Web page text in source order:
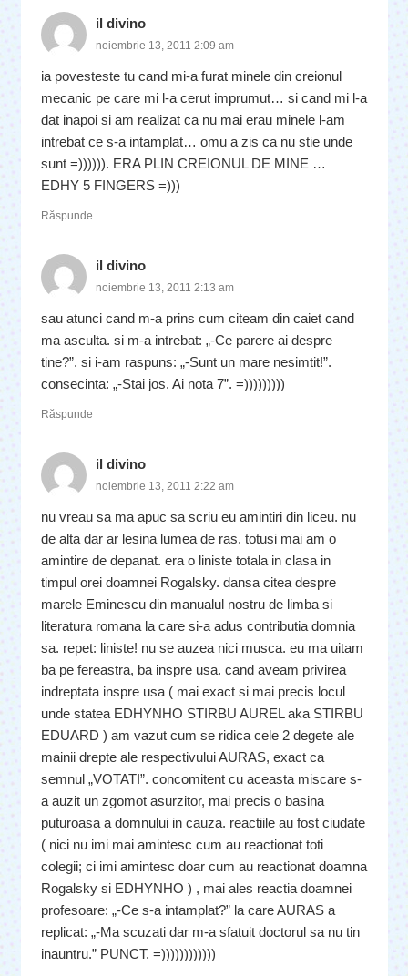
il divino
noiembrie 13, 2011 2:09 am
ia povesteste tu cand mi-a furat minele din creionul
mecanic pe care mi l-a cerut imprumut… si cand mi l-a
dat inapoi si am realizat ca nu mai erau minele l-am
intrebat ce s-a intamplat… omu a zis ca nu stie unde
sunt =)))))). ERA PLIN CREIONUL DE MINE …
EDHY 5 FINGERS =)))
Răspunde
il divino
noiembrie 13, 2011 2:13 am
sau atunci cand m-a prins cum citeam din caiet cand
ma asculta. si m-a intrebat: „-Ce parere ai despre
tine?”. si i-am raspuns: „-Sunt un mare nesimtit!”.
consecinta: „-Stai jos. Ai nota 7”. =)))))))))
Răspunde
il divino
noiembrie 13, 2011 2:22 am
nu vreau sa ma apuc sa scriu eu amintiri din liceu. nu
de alta dar ar lesina lumea de ras. totusi mai am o
amintire de depanat. era o liniste totala in clasa in
timpul orei doamnei Rogalsky. dansa citea despre
marele Eminescu din manualul nostru de limba si
literatura romana la care si-a adus contributia domnia
sa. repet: liniste! nu se auzea nici musca. eu ma uitam
ba pe fereastra, ba inspre usa. cand aveam privirea
indreptata inspre usa ( mai exact si mai precis locul
unde statea EDHYNHO STIRBU AUREL aka STIRBU
EDUARD ) am vazut cum se ridica cele 2 degete ale
mainii drepte ale respectivului AURAS, exact ca
semnul „VOTATI”. concomitent cu aceasta miscare s-
a auzit un zgomot asurzitor, mai precis o basina
puturoasa a domnului in cauza. reactiile au fost ciudate
( nici nu imi mai amintesc cum au reactionat toti
colegii; ci imi amintesc doar cum au reactionat doamna
Rogalsky si EDHYNHO ) , mai ales reactia doamnei
profesoare: „-Ce s-a intamplat?” la care AURAS a
replicat: „-Ma scuzati dar m-a sfatuit doctorul sa nu tin
inauntru.” PUNCT. =))))))))))))